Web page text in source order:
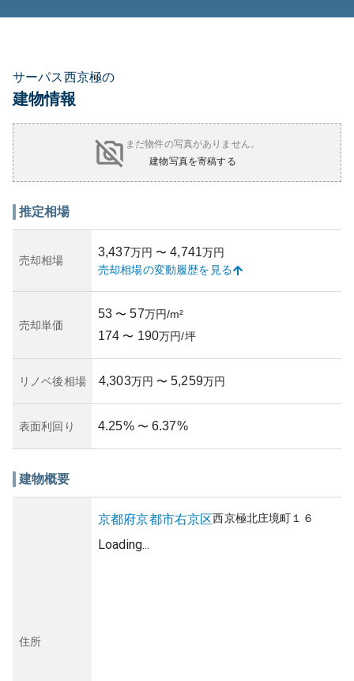
サーパス西京極の
建物情報
まだ物件の写真がありません。
建物写真を寄稿する
推定相場
売却相場
3,437万円 〜 4,741万円
売却相場の変動履歴を見る
売却単価
53 〜 57万円/m²
174 〜 190万円/坪
リノベ後相場 4,303万円 〜 5,259万円
表面利回り 4.25% 〜 6.37%
建物概要
住所
京都府京都市右京区西京極北庄境町１６
Loading...